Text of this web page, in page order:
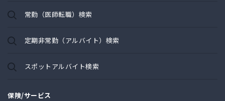
常勤（医師転職）検索
定期非常勤（アルバイト）検索
スポットアルバイト検索
保険/サービス